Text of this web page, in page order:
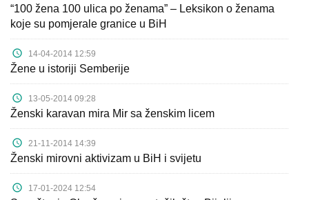
“100 žena 100 ulica po ženama” – Leksikon o ženama
koje su pomjerale granice u BiH
14-04-2014 12:59
Žene u istoriji Semberije
13-05-2014 09:28
Ženski karavan mira Mir sa ženskim licem
21-11-2014 14:39
Ženski mirovni aktivizam u BiH i svijetu
17-01-2024 12:54